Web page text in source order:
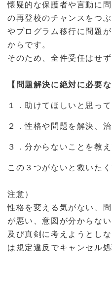
懐疑的な保護者や言動に
の再登校のチャンスをつ
やプログラム移行に問題
からです。
そのため、全件受任はせ
【問題解決に絶対に必要な
１．助けてほしいと思っ
２．性格や問題を解決、
３．分からないことを教
この３つがないと救いた
注意）
性格を変える気がない、
が悪い、意図が分からな
及び真剣に考えようとし
は規定違反でキャンセル